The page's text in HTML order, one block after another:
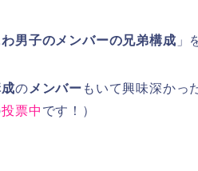
男子のメンバーの兄弟構成 」
成の メンバー もいて興味深かっ
投票中 です！）